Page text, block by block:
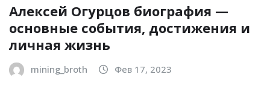
Алексей Огурцов биография —
основные события, достижения и
личная жизнь
mining_broth Фев 17, 2023